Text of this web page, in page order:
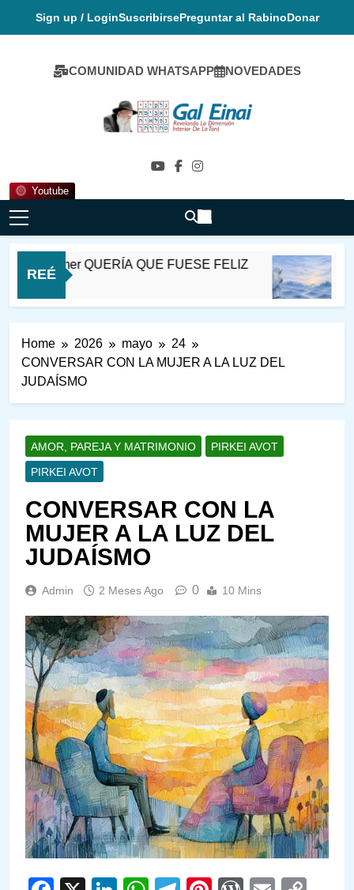
Sign up / LoginSuscribirsePreguntar al RabinoDonar
COMUNIDAD WHATSAPP NOVEDADES
Youtube
Gal Einai En
REÉ
Satmer QUERÍA QUE FUESE FELIZ
10 Horas
Home 2026 mayo
24
CONVERSAR CON LA MUJER A LA LUZ DEL
JUDAÍSMO
AMOR, PAREJA Y MATRIMONIO
PIRKEI AVOT
PIRKEI AVOT
CONVERSAR CON LA
MUJER A LA LUZ DEL
JUDAÍSMO
Admin 2 Meses Ago 0 10 Mins